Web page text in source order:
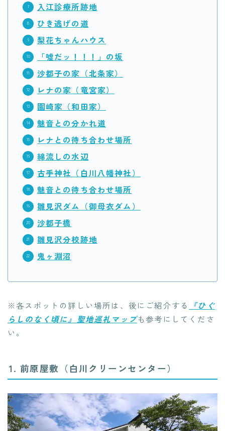
入江診療所跡地
ひき逃げの道
梨花ちゃんハウス
「嘘だッ！！！」の坂
沙都子の家（北条家）
レナの家（竜宮家）
園崎家（和田家）
魅音との分かれ道
レナとの待ち合わせ場所
綿流しの水辺
古手神社（白川八幡神社）
魅音との待ち合わせ場所
雛見沢ダム（御母衣ダム）
沙都子橋
雛見沢分校跡地
鬼ヶ淵沼
※各スポットの詳しい場所は、後にご紹介する
『ひぐ
らしのなく頃に』聖地巡礼マップも参考にしてくださ
い。
1. 前原屋敷（白川クリーンセンター）